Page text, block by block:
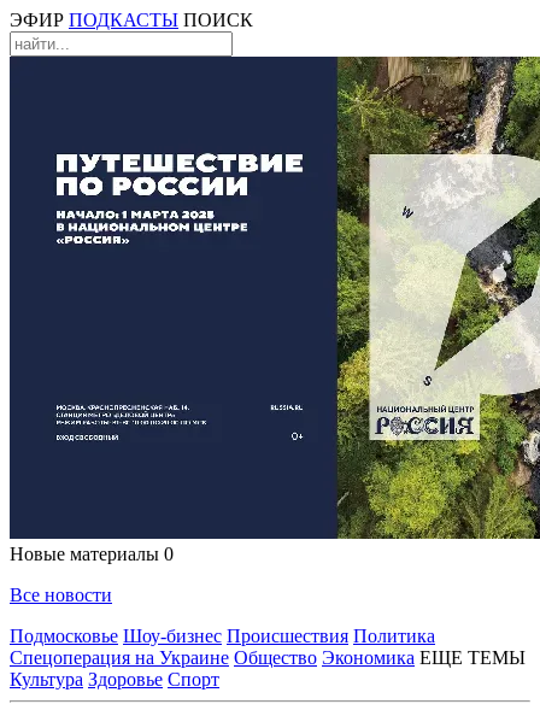
ЭФИР ПОДКАСТЫ ПОИСК
Новые материалы 0
Все новости
Подмосковье Шоу-бизнес Происшествия Политика
Спецоперация на Украине Общество Экономика ЕЩЕ ТЕМЫ
Культура Здоровье Спорт